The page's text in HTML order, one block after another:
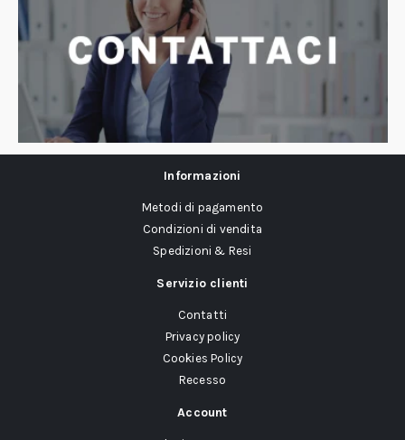
Informazioni
Metodi di pagamento
Condizioni di vendita
Spedizioni & Resi
Servizio clienti
Contatti
Privacy policy
Cookies Policy
Recesso
Account